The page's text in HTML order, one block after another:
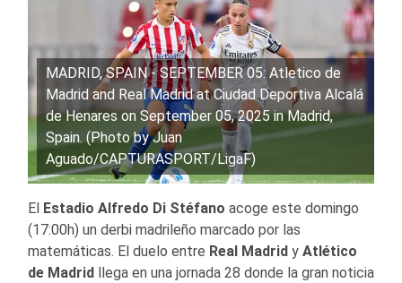
MADRID, SPAIN - SEPTEMBER 05: Atletico de
Madrid and Real Madrid at Ciudad Deportiva Alcalá
de Henares on September 05, 2025 in Madrid,
Spain. (Photo by Juan
Aguado/CAPTURASPORT/LigaF)
El Estadio Alfredo Di Stéfano acoge este domingo
(17:00h) un derbi madrileño marcado por las
matemáticas. El duelo entre Real Madrid y Atlético
de Madrid
llega en una jornada 28 donde la gran noticia